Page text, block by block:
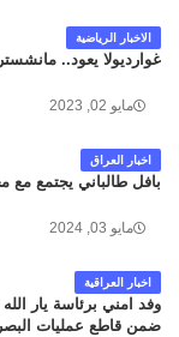
الاخبار الرياضية
غوارديولا يعود..
مايو 02, 2023
اخبار العراق
بافل طالباني يجتمع مع
مايو 03, 2024
اخبار العراقية
وفد امني برئاسة يار
ضمن قاطع عمليات